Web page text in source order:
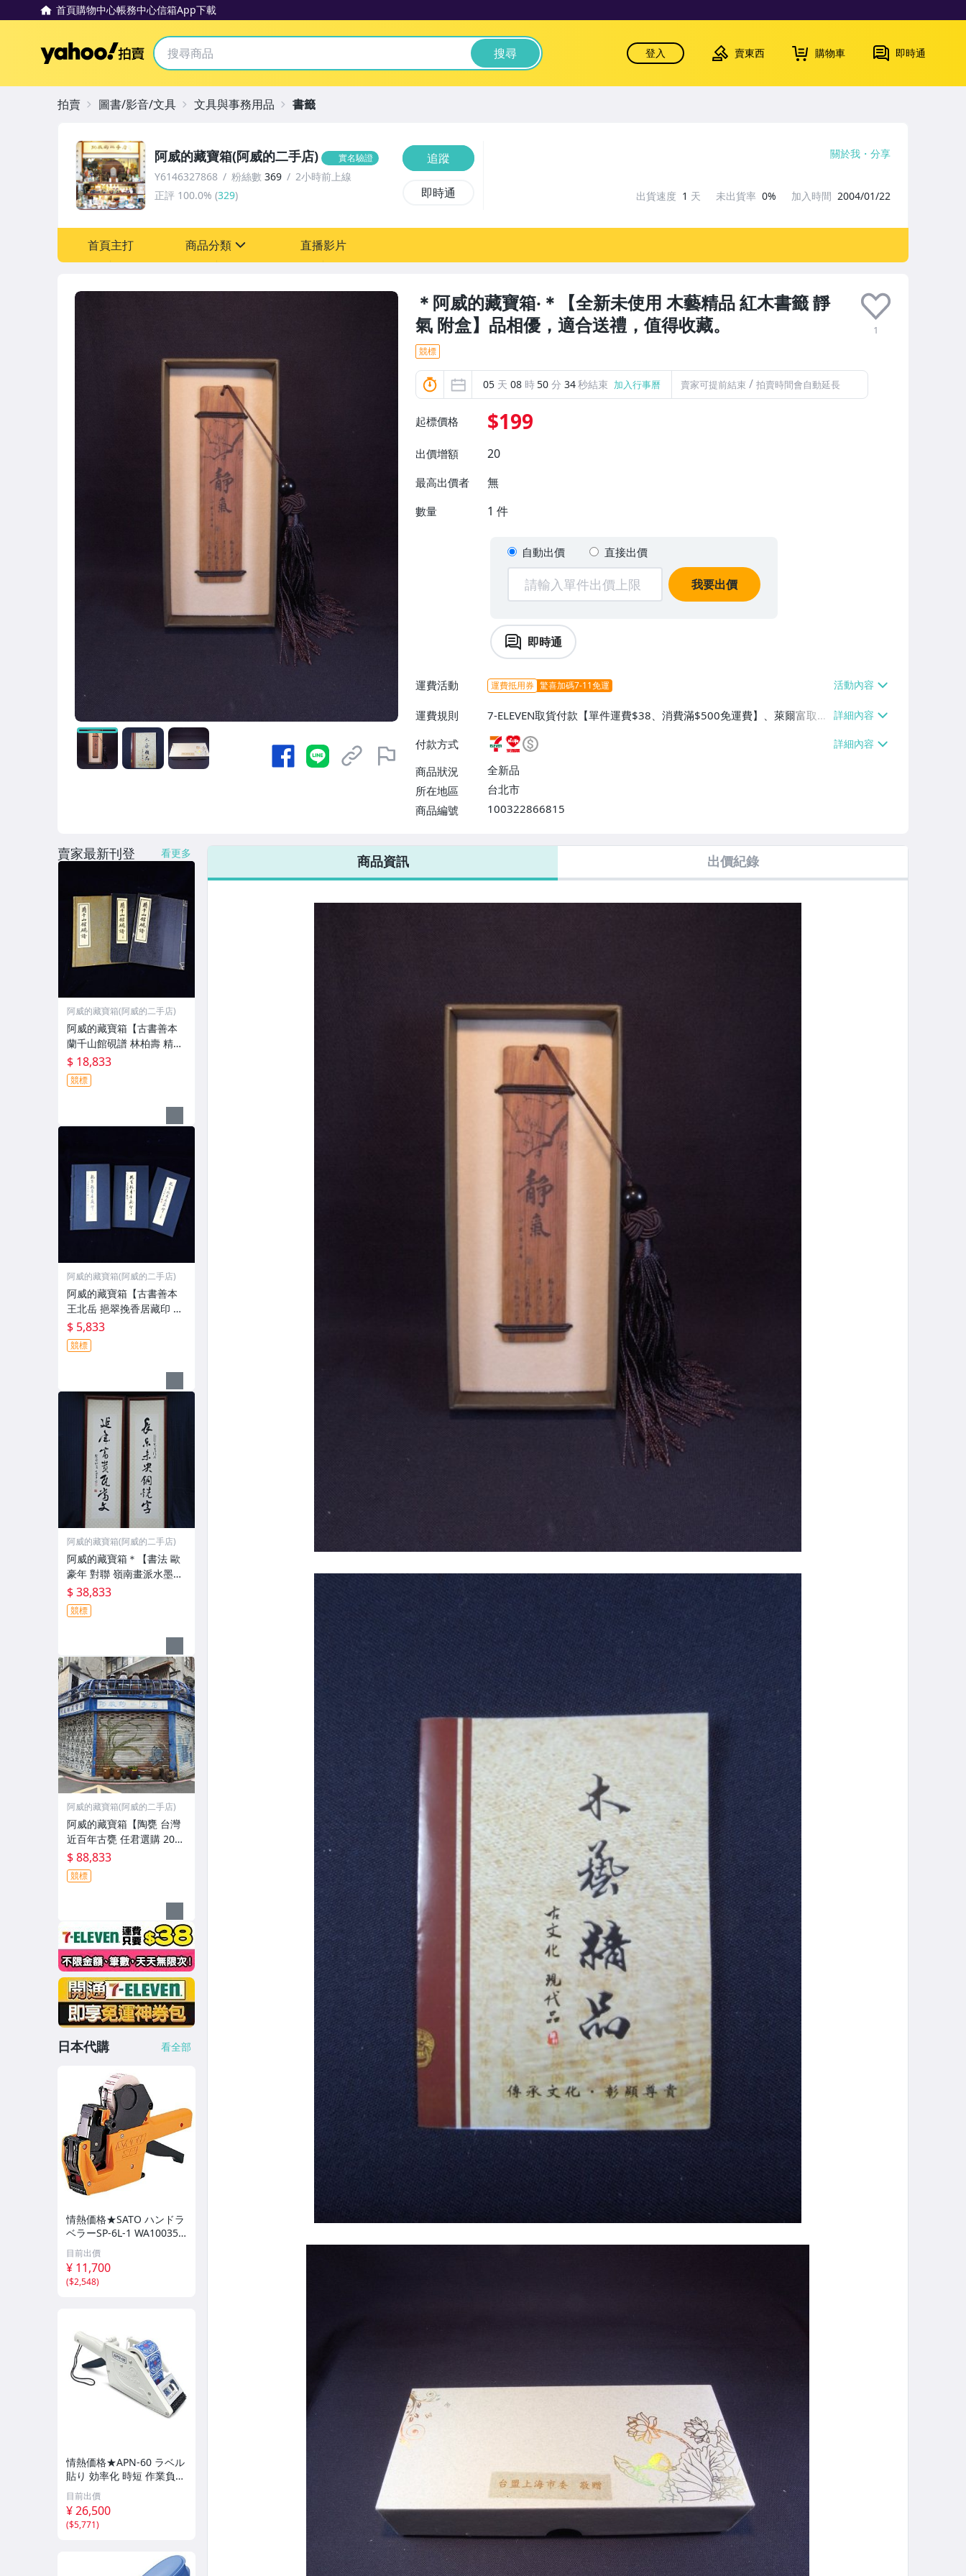
首頁購物中心帳務中心信箱App下載
Yahoo拍賣 搜尋 登入 賣東西 購物車 即時通
＊阿威的藏寶箱‧＊【全新未使用 木藝精品 紅木書籤 靜
氣 附盒】品相優，適合送禮，值得收藏。
1
競標
05 天 08 時 50 分 32秒結束 加入行事曆 賣家可提前結束 / 拍賣時間會自動延長
起標價格 $199
出價增額 20
最高出價者 無
數量 1 件
自動出價 直接出價
我要出價
即時通
運費活動 運費抵用券 驚喜加碼7-11免運
運費規則
7-ELEVEN取貨付款【單件運費$38、消費滿$500免運費】、萊爾富取貨
付款【單件運費$60、消費滿$500免運費】、郵局掛號【單件運費$6
5、消費滿$500免運費】、面交/自取/不寄送【免運費】
付款方式
商品狀況
全新品
所在地區
台北市
商品編號
100322866815
7-ELEVEN 運費只要38元
阿威的藏寶箱(阿威的二手店) 實名驗證
Y6146327868 粉絲數 369
2小時前上線
正評 100.0% (329)
追蹤
即時通
關於我 分享
出貨速度 1 天 未出貨率 0% 加入時間 2004/01/22
首頁主打 商品分類
古董、藝術與礦石
男性精品與服飾
家電與影音視聽
直播影片
拍賣 圖書/影音/文具 文具與事務用品 書籤
商品資訊 出價紀錄
賣家最新刊登 看更多
阿威的藏寶箱(阿威的二手店)
阿威的藏寶箱【古書善本
蘭千山館硯譜 林柏壽 精裝
本 附原裝錦 盒及上下兩卷
五十六年初版上册(免運費)
硯台】品相優 值得收藏
$ 18,833
競標
阿威的藏寶箱(阿威的二手店)
阿威的藏寶箱【古書善本
王北岳 挹翠挽香居藏印 篆
刻 精裝本 附原裝錦盒及上
下兩卷 八十四年初版 書
籍】品相優 值得收藏
$ 5,833
競標
阿威的藏寶箱(阿威的二手店)
阿威的藏寶箱＊【書法 歐
豪年 對聯 嶺南畫派水墨畫
家代表 畫心高110x24.5公
分 秦孝儀譽為(大宗師)認為
他是嶺南畫派開宗以來之
詩書畫全能 名家書畫原作
$ 38,833
競標
阿威的藏寶箱(阿威的二手店)
阿威的藏寶箱【陶甕 台灣
近百年古甕 任君選購 200
多個手工老甕 陶茶壺 大水
缸 醃菜甕 紅露酒甕 紹興酒
甕 瓷甕 瓷器、經典、舊
物/擺飾 非金煉城】品相優
$ 88,833
競標
日本代購 看全部
情熱価格★SATO ハンドラ
ベラーSP-6L-1 WA100351
4
目前出價
¥ 11,700
($2,548)
情熱価格★APN-60 ラベル
貼り 効率化 時短 作業負担
減 【ラベルの手貼りを楽
に】
目前出價
¥ 26,500
($5,771)